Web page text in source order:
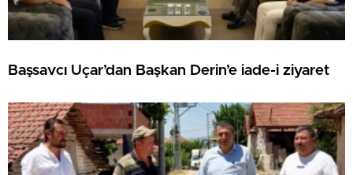
Başsavcı Uçar’dan Başkan Derin’e iade-i ziyaret